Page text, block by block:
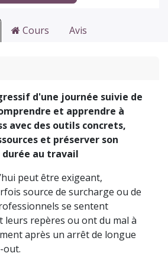
Cours Avis
d'une journée suivie de
et apprendre à
avec des outils concrets,
et préserver son
au travail
peut être exigeant,
source de surcharge ou de
se sentent
leurs repères ou ont du mal à
après un arrêt de longue
out.